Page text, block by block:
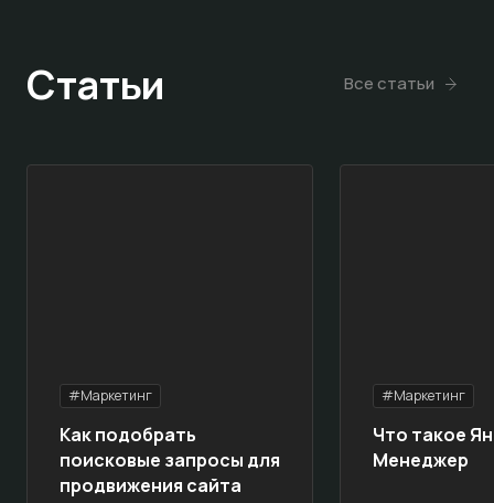
Статьи Все статьи
#Маркетинг
Как подобрать
поисковые запросы для
продвижения сайта
#Маркетинг
Что такое
Менеджер